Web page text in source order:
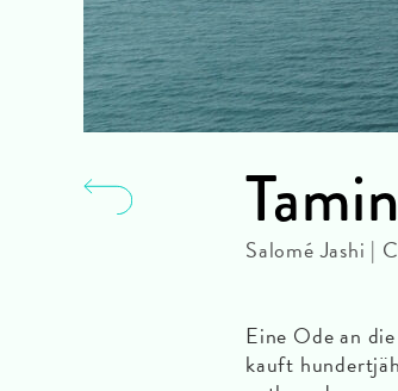
Salomé Jashi |
Eine Ode an
kauft